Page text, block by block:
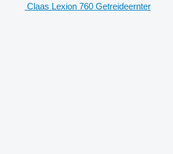
Claas Lexion 760 Getreideernter